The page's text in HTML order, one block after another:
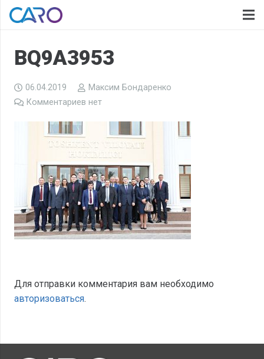
BQ9A3953
06.04.2019
Максим Бондаренко
Комментариев нет
Для отправки комментария вам необходимо
авторизоваться.